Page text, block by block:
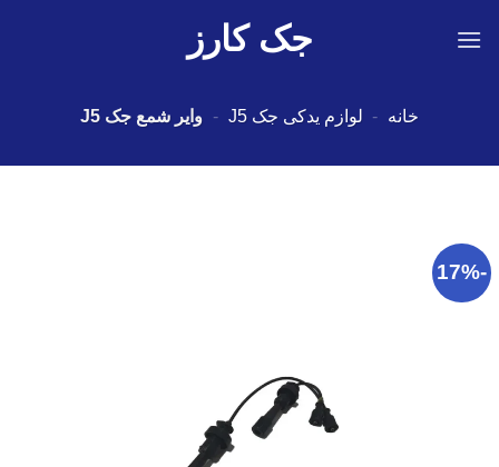
جک کارز
خانه - لوازم یدکی جک J5 - وایر شمع جک J5
-17%